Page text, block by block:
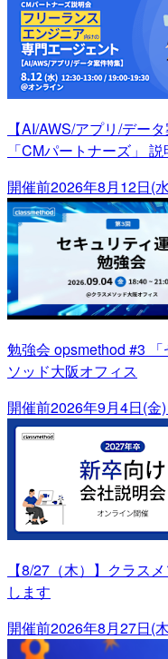
【AI/AWS/アプリ/デー
「CMパートナーズ」
開催前2026年8月12日(
勉強会 opsmethod #3
ソッド大阪オフィス
開催前2026年9月4日(金
【8/27（木）】クラス
します
開催前2026年8月27日(